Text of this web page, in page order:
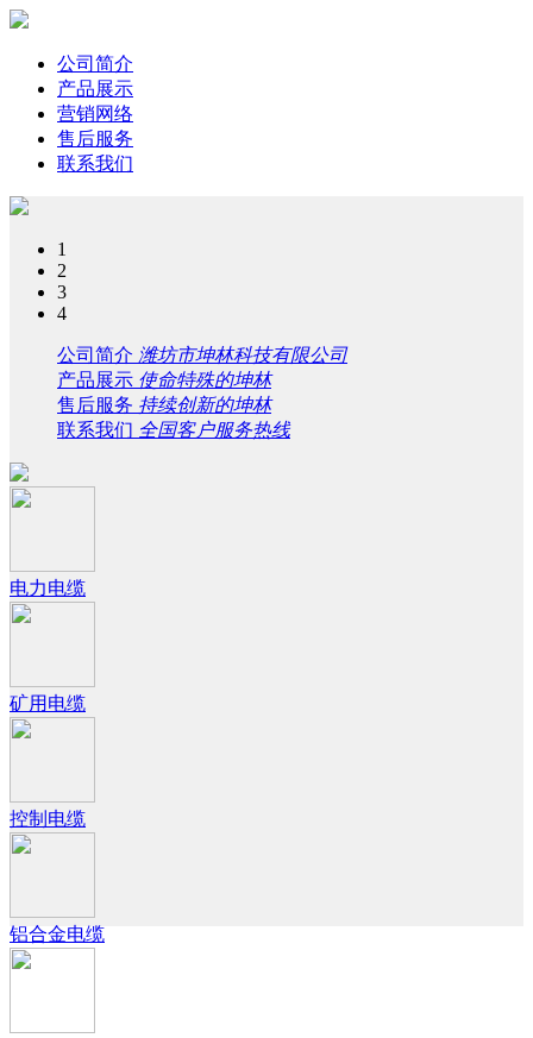
公司简介
产品展示
营销网络
售后服务
联系我们
1
2
3
4
公司简介 潍坊市坤林科技有限公司
产品展示 使命特殊的坤林
售后服务 持续创新的坤林
联系我们 全国客户服务热线
电力电缆
矿用电缆
控制电缆
铝合金电缆